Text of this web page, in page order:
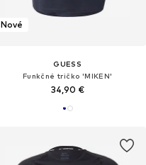
Nové
GUESS
Funkčné tričko 'MIKEN'
34,90 €